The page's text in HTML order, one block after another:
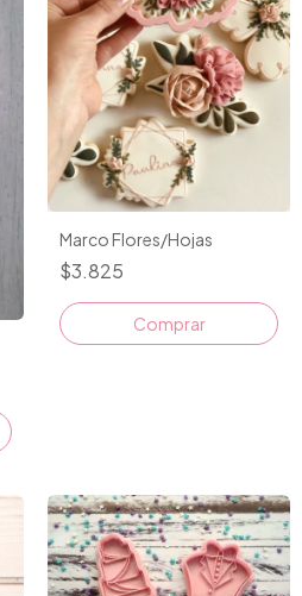
Marco Flores/Hojas
$3.825
Comprar